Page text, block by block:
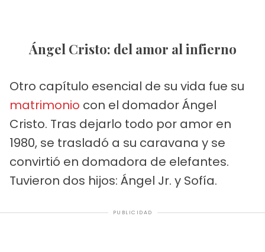
Ángel Cristo: del amor al infierno
Otro capítulo esencial de su vida fue su
matrimonio con el domador Ángel
Cristo. Tras dejarlo todo por amor en
1980, se trasladó a su caravana y se
convirtió en domadora de elefantes.
Tuvieron dos hijos: Ángel Jr. y Sofía.
PUBLICIDAD